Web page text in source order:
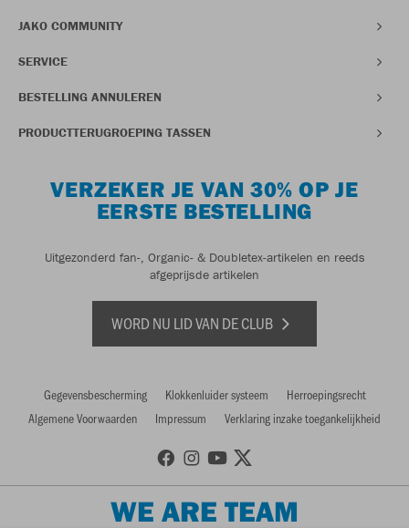
JAKO COMMUNITY
SERVICE
BESTELLING ANNULEREN
PRODUCTTERUGROEPING TASSEN
VERZEKER JE VAN 30% OP JE
EERSTE BESTELLING
Uitgezonderd fan-, Organic- & Doubletex-artikelen en reeds
afgeprijsde artikelen
WORD NU LID VAN DE CLUB
Gegevensbescherming Klokkenluider systeem
Herroepingsrecht
Algemene Voorwaarden
Impressum Verklaring inzake toegankelijkheid
WE ARE TEAM